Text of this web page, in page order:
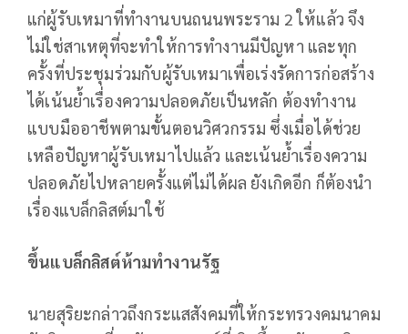
แก่ผู้รับเหมาที่ทำงานบนถนนพระราม 2 ให้แล้ว จึง
ไม่ใช่สาเหตุที่จะทำให้การทำงานมีปัญหา และทุก
ครั้งที่ประชุมร่วมกับผู้รับเหมาเพื่อเร่งรัดการก่อสร้าง
ได้เน้นย้ำเรื่องความปลอดภัยเป็นหลัก ต้องทำงาน
แบบมืออาชีพตามขั้นตอนวิศวกรรม ซึ่งเมื่อได้ช่วย
เหลือปัญหาผู้รับเหมาไปแล้ว และเน้นย้ำเรื่องความ
ปลอดภัยไปหลายครั้งแต่ไม่ได้ผล ยังเกิดอีก ก็ต้องนำ
เรื่องแบล็กลิสต์มาใช้
ขึ้นแบล็กลิสต์ห้ามทำงานรัฐ
นายสุริยะกล่าวถึงกระแสสังคมที่ให้กระทรวงคมนาคม